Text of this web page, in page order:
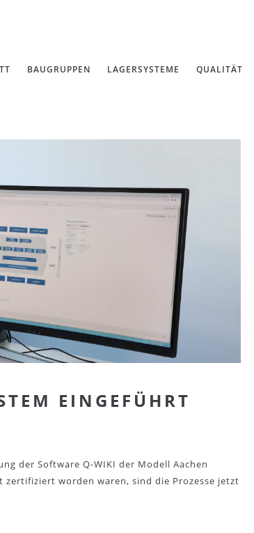
BAUGRUPPEN LAGERSYSTEME QUALITÄT
EINGEFÜHRT
der Software Q-WIKI der Modell Aachen
zertifiziert worden waren, sind die Prozesse jetzt